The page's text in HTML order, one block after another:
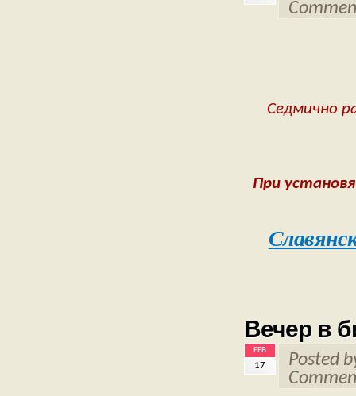
Седмично
При
Вечер в
FEB
17
Posted